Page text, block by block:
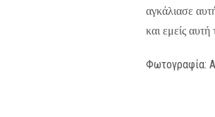
αγκάλιασε
και εμείς
Φωτογραφία: